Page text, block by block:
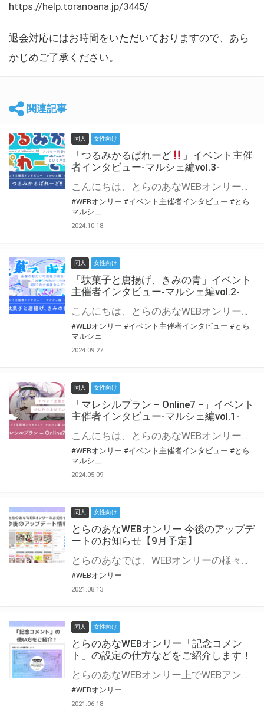
https://help.toranoana.jp/3445/
退会対応にはお時間をいただいておりますので、あら
かじめご了承ください。
関連記事
同人 女性向け
「つるみかるぱれーど
」イベント主催
者インタビュー-マルシェ編vol.3-
こんにちは、とらのあなWEBオンリー運営スタッフです。 新たにお届けする、イベント主催者インタビュー-マルシェ編-は、 とらのあなWEBオンリー「マルシェ」をご利用した主催様に 「マルシェ」を使って開催した感想や心がけをお聞きする企画です。 今回は、WEBオンリー初開催「つるみかるぱれーど
#WEBオンリー #イベント主催者インタビュー #とら
マルシェ
2024.10.18
同人 女性向け
「駄菓子と唐揚げ、きみの青」イベント
主催者インタビュー-マルシェ編vol.2-
こんにちは、とらのあなWEBオンリー運営スタッフです。 新たにお届けする、イベント主催者インタビュー-マルシェ編-は、 とらのあなWEBオンリー「マルシェ」をご利用の主催様に 「マルシェ」を使ってイベントを開催した感想や心がけをお聞きする企画です。 今回は、WEBオンリー初開催「駄菓子と唐揚げ、きみの青」より、 主催のぎこ六屋様にお話を伺いました。 協力：ぎこ六屋様／イベント公式Twitter（@krkgwks） とらのあなWEBオンリー「マルシェ」とは？ WEBオンリーでリアルタイムでコミュニケーションがとれるオンライン会場です。
#WEBオンリー #イベント主催者インタビュー #とら
マルシェ
2024.09.27
同人 女性向け
「マレシルプラン – Online7 –」イベント
主催者インタビュー-マルシェ編vol.1-
こんにちは、とらのあなWEBオンリー運営スタッフです。 新たにお届けする、イベント主催者インタビュー-マルシェ編-は、 とらのあなWEBオンリー「マルシェ」をご利用した主催様に 「マルシェ」を使って開催した感想や心がけをお聞きする企画です。 今回は、WEBオンリー開催7回目迎えた「マレシルプラン – Online7 –」より、 主催の玉川うた様にお話を伺いました。 ▼マレシルプランのインタビュー前回記事 「イベント主催者インタビュー vol.6」はこちら 協力：玉川うた様（マレシルプラン実行委員会 代表）／イベント公式Twitter（@mallesil_plan） とらのあなWEBオンリー「マルシェ」とは？ WEBオンリーでリアルタイムでコミュニケーションがとれるオンライン会場です。
#WEBオンリー #イベント主催者インタビュー #とら
マルシェ
2024.05.09
同人 女性向け
とらのあなWEBオンリー 今後のアップデ
ートのお知らせ【9月予定】
とらのあなでは、WEBオンリーの様々な支援を実施しています。 今回は2021年9月に実装を予定しているアップデート情報についてご紹介いたします。 とらのあなWEBオンリーサイトはこちら
#WEBオンリー
2021.08.13
同人 女性向け
とらのあなWEBオンリー「記念コメン
ト」の設定の仕方などをご紹介します！
とらのあなWEBオンリー上でWEBアンソロジーが作成できる「記念コメント」について、その使い方や作成手順を解説します！ 支援タイプを「サークル参加型」「サークル参加型・マルシェ(イベント会場)機能付き」でお申し込みいただいている主催者様はぜひご活用ください♪ とらのあなWEBオンリーサイトはこちら
#WEBオンリー
2021.06.18